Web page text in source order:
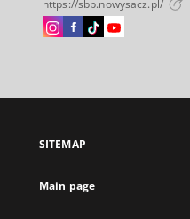
https://sbp.nowysacz.pl/
Instagram
open
new
Facebook
open
new
Instagram
open
new
Instagram
open
SITEMAP
Main page